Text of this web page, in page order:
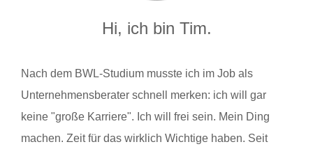
Hi, ich bin Tim.
Nach dem BWL-Studium musste ich im Job als
Unternehmensberater schnell merken: ich will gar
keine "große Karriere". Ich will frei sein. Mein Ding
machen. Zeit für das wirklich Wichtige haben. Seit